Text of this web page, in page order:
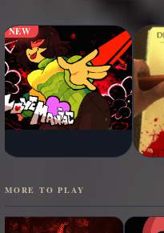
NEW
MORE TO PLAY